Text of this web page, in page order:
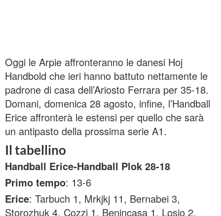
Oggi le Arpie affronteranno le danesi Hoj
Handbold che ieri hanno battuto nettamente le
padrone di casa dell’Ariosto Ferrara per 35-18.
Domani, domenica 28 agosto, infine, l’Handball
Erice affronterà le estensi per quello che sarà
un antipasto della prossima serie A1.
Il tabellino
Handball Erice-Handball Plok 28-18
Primo tempo: 13-6
Erice: Tarbuch 1, Mrkjkj 11, Bernabei 3,
Storozhuk 4, Cozzi 1, Benincasa 1, Losio 2,